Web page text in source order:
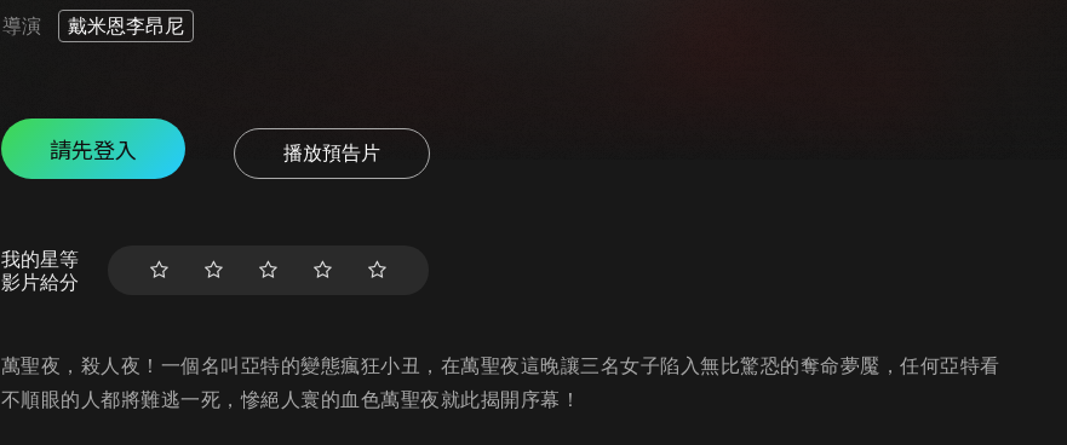
導演 戴米恩李昂尼
請先登入 播放預告片
我的星等
影片給分
萬聖夜，殺人夜！一個名叫亞特的變態瘋狂小丑，在萬聖夜這晚讓三名女子陷入無比驚恐的奪命夢魘，任何亞特看
不順眼的人都將難逃一死，慘絕人寰的血色萬聖夜就此揭開序幕！